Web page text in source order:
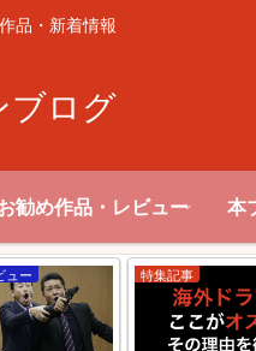
品・新着情報
ブログ
勧め作品・レビュー 本
ュー 特集記事